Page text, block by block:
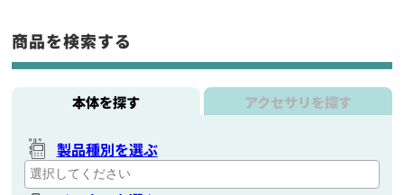
商品を検索する
本体を探す アクセサリを探す
製品種別を選ぶ